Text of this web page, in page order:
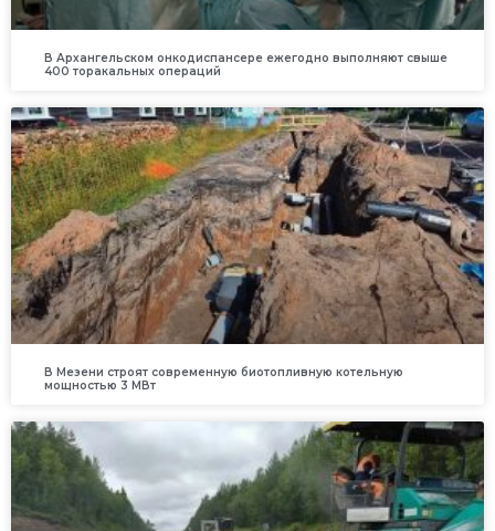
В Архангельском онкодиспансере ежегодно выполняют свыше
400 торакальных операций
В Мезени строят современную биотопливную котельную
мощностью 3 МВт